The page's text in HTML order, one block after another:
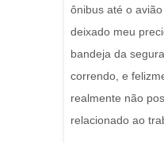
ônibus até o
deixado meu
bandeja da
correndo, e
realmente não
relacionado ao